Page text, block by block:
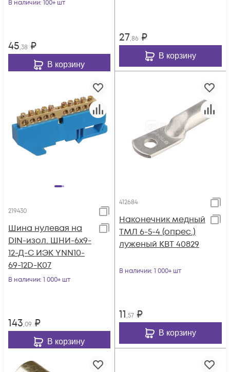
В наличии: 100+ шт
45,38 ₽
В корзину
27,86 ₽
В корзину
219430
Шина нулевая на
DIN-изол. ШНИ-6х9-
12-Д-С ИЭК YNN10-
69-12D-K07
В наличии: 1 000+ шт
143,09 ₽
В корзину
412684
Наконечник медный
ТМЛ 6-5-4 (опрес.)
луженый КВТ 40829
В наличии: 1 000+ шт
11,57 ₽
В корзину